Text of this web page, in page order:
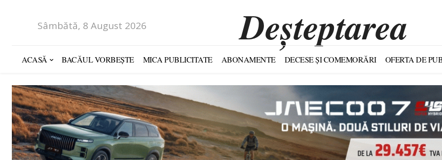
Sâmbătă, 8 August 2026 Deșteptarea
ACASĂ BACĂUL VORBEȘTE MICA PUBLICITATE ABONAMENTE DECESE ȘI COMEMORĂRI OFERTA DE